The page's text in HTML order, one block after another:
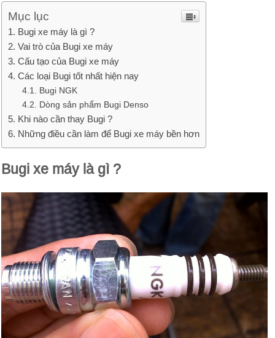
Mục lục
Bugi xe máy là gì ?
Vai trò của Bugi xe máy
Cấu tạo của Bugi xe máy
Các loại Bugi tốt nhất hiện nay
Bugi NGK
Dòng sản phẩm Bugi Denso
Khi nào cần thay Bugi ?
Những điều cần làm để Bugi xe máy bền hơn
Bugi xe máy là gì ?